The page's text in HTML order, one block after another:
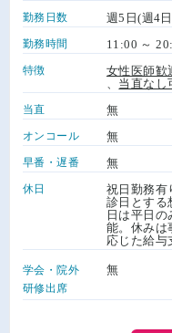
勤務日数 週5日(週4
勤務時間 11:00 ～
特徴 女性医師歓
当直なし
当直 無
オンコール 無
早番・遅番 無
休日
祝日勤務有
診日とする
日は平日
能。休みは
応じた給与
学会・院外
研修出席
無